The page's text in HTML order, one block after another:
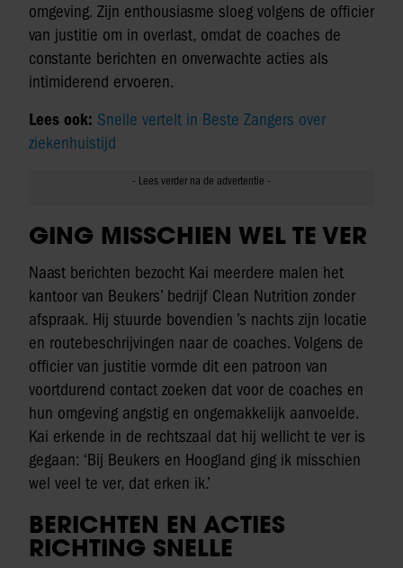
omgeving. Zijn enthousiasme sloeg volgens de officier
van justitie om in overlast, omdat de coaches de
constante berichten en onverwachte acties als
intimiderend ervoeren.
Lees ook: Snelle vertelt in Beste Zangers over
ziekenhuistijd
GING MISSCHIEN WEL TE VER
Naast berichten bezocht Kai meerdere malen het
kantoor van Beukers’ bedrijf Clean Nutrition zonder
afspraak. Hij stuurde bovendien ’s nachts zijn locatie
en routebeschrijvingen naar de coaches. Volgens de
officier van justitie vormde dit een patroon van
voortdurend contact zoeken dat voor de coaches en
hun omgeving angstig en ongemakkelijk aanvoelde.
Kai erkende in de rechtszaal dat hij wellicht te ver is
gegaan: ‘Bij Beukers en Hoogland ging ik misschien
wel veel te ver, dat erken ik.’
BERICHTEN EN ACTIES
RICHTING SNELLE